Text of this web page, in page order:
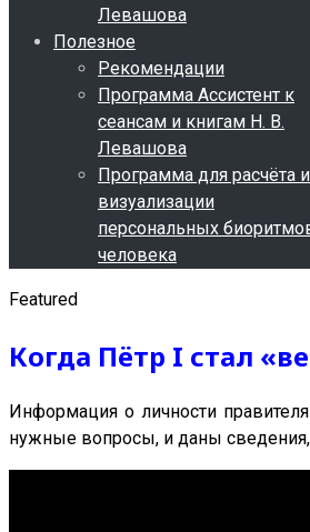
Левашова
Полезное
Рекомендации
Программа Ассистент к
сеансам и книгам Н. В.
Левашова
Программа для расчёта и
визуализации
персональных
человека
Featured
Когда Пётр I стал
Информация о личности
нужные вопросы, и даны